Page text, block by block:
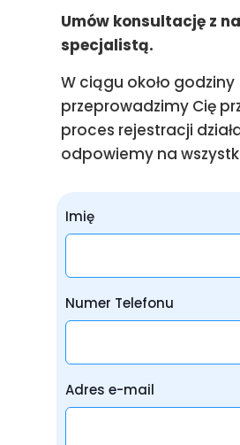
Imię
Numer Telefonu
Adres e-mail
Umów konsultację z
specjalistą.
W ciągu około godziny
przeprowadzimy Cię
proces rejestracji
odpowiemy na